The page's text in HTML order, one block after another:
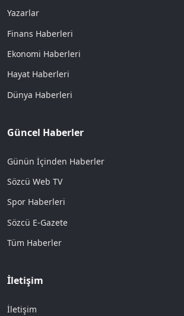
Yazarlar
Finans Haberleri
Ekonomi Haberleri
Hayat Haberleri
Dünya Haberleri
Güncel Haberler
Günün İçinden Haberler
Sözcü Web TV
Spor Haberleri
Sözcü E-Gazete
Tüm Haberler
İletişim
İletişim